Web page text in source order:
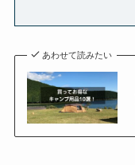
あわせて読みたい